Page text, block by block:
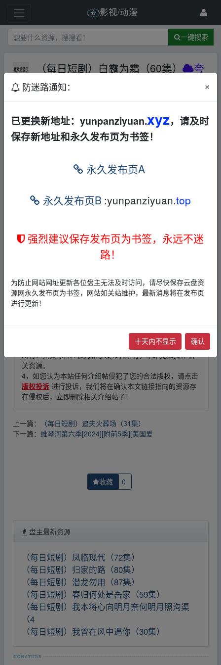
影视/动漫
一键搜索
（每日短剧）白露为霜（60集）
夸
克网盘
fr om w_ww.y_un﹏pan▪zi▪yu an.xy▪z
（短剧）白露为霜 60集
https://pan.quark.cn/s/cbf1b5e22342fr om w_w
免责声明
1，本站所有内容均为站内网盘爱好者分享发布的网盘链接
3，本文内所有链接指向的云盘网盘资源，其版权归版权方
所有！其实际管理权为帖子发布者所有，本站无法操作相
关资源。
4，如您认为本站任何介绍帖侵犯了您的合法版权，请点击
版权投诉 进行投诉，我们将在确认本文链接指向的资源存
在侵权后，立即删除相关介绍帖子！
上一篇：
（每日短剧）追夫火葬场（31集）
下一篇： 维琴河第六季[2024][附前5季][美国爱
收藏 0
盘主最新资源
（每日短剧）凤临现代（72集）
（每日短剧）归家的路（80集）
（每日短剧）潜龙勿用（87集）
（每日短剧）春归何处是吾家（59集）
（每日短剧）我本将心向明月奈何明月照沟渠
（4
（每日短剧）我曾在风中遇你（30集）
防迷路通知： ×
已更换新地址：yunpanziyuan.xyz，请及时
保存新地址和永久发布页为书签！
永久发布页A
永久发布页B :yunpanziyuan.top
强烈建议保存发布页为书签，永远不迷
路！
为防止网站网址更新各位盘主无法及时访问，请尽快保存云盘资
源网永久发布页为书签，网站如关站维护，最新消息将在发布页
进行更新！
十天内不显示 确认